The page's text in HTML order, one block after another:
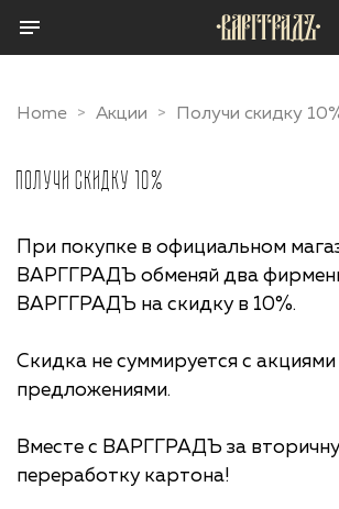
Home Акции Получи скидку
Получи скидку 10%
При покупке в официальном
ВАРГГРАДЪ обменяй два
ВАРГГРАДЪ на скидку в 10%.
Скидка не суммируется с акциями
предложениями.
Вместе с ВАРГГРАДЪ за
переработку картона!